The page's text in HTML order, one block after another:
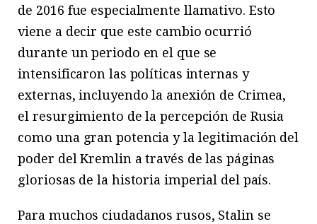
de 2016 fue especialmente llamativo. Esto
viene a decir que este cambio ocurrió
durante un periodo en el que se
intensificaron las políticas internas y
externas, incluyendo la anexión de Crimea,
el resurgimiento de la percepción de Rusia
como una gran potencia y la legitimación del
poder del Kremlin a través de las páginas
gloriosas de la historia imperial del país.
Para muchos ciudadanos rusos, Stalin se